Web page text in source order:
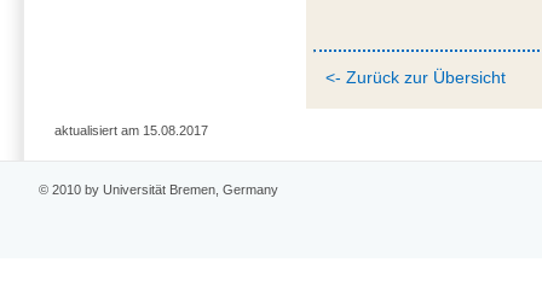
<- Zurück zur Übersicht
aktualisiert am 15.08.2017
© 2010 by Universität Bremen, Germany